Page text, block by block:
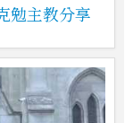
勉主教分享